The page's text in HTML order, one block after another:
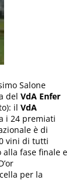
Salone
del VdA Enfer
il VdA
i 24 premiati
è di
vini di tutti
fase finale e
per la